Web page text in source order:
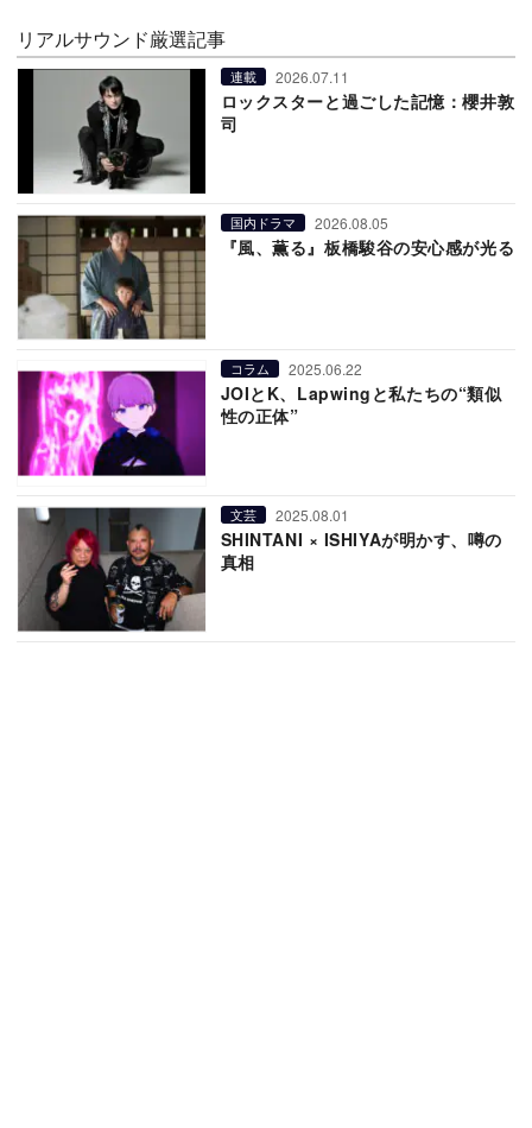
リアルサウンド厳選記事
連載 2026.07.11
ロックスターと過ごした記憶：櫻井敦
司
国内ドラマ 2026.08.05
『風、薫る』板橋駿谷の安心感が光る
コラム 2025.06.22
JOIとK、Lapwingと私たちの“類似
性の正体”
文芸 2025.08.01
SHINTANI × ISHIYAが明かす、噂の
真相